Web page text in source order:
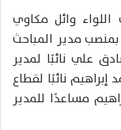
وائل مكاوي
بمنصب مدير المباحث
علي نائبًا لمدير
نائبًا لقطاع
مساعدًا للمدير